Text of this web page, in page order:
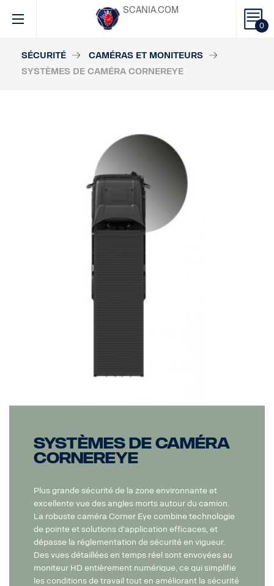
0
SCANIA.COM
SÉCURITÉ
CAMÉRAS ET MONITEURS
SYSTÈMES DE CAMÉRA CORNEREYE
Systèmes de caméra
CornerEye
Plus grande sécurité de la zone environnante et
excellente vue des angles morts autour du camion.
La robuste caméra Corner Eye combine technologie
de pointe et solutions d'application efficaces, et
dépasse la réglementation de sécurité en vigueur.
Des vues détaillées en temps réel sont envoyées au
moniteur HD entièrement numérique, ce qui simplifie
les conditions de travail tout en améliorant la sécurité